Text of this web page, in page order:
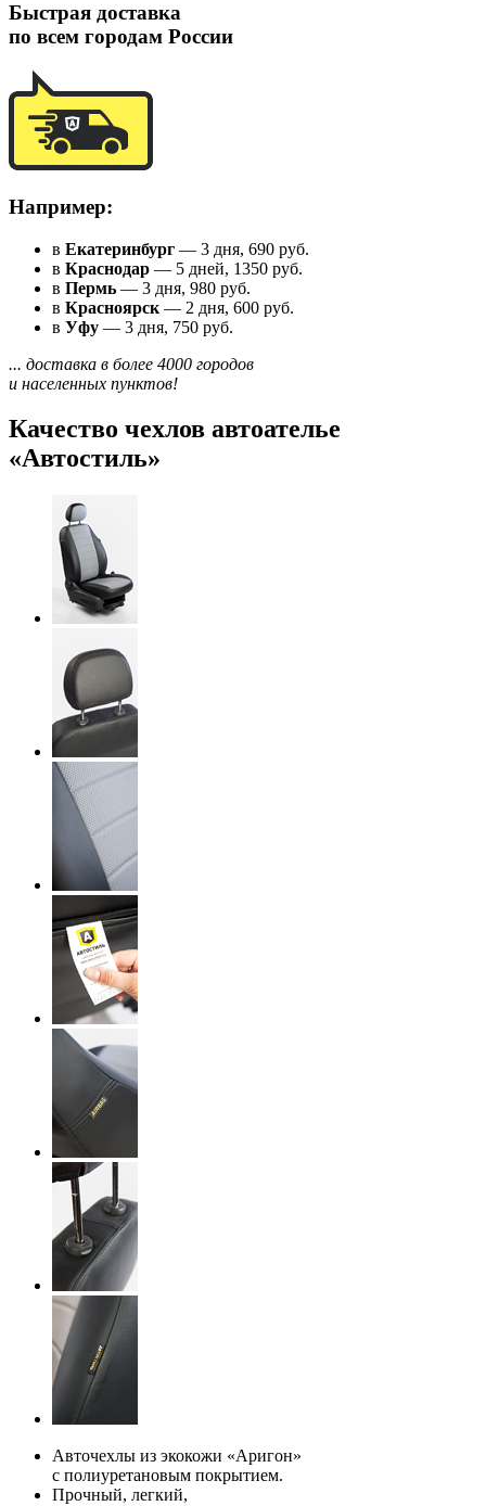
Быстрая доставка
по всем городам России
Например:
в Екатеринбург — 3 дня, 690 руб.
в Краснодар — 5 дней, 1350 руб.
в Пермь — 3 дня, 980 руб.
в Красноярск — 2 дня, 600 руб.
в Уфу — 3 дня, 750 руб.
... доставка в более 4000 городов
и населенных пунктов!
Качество чехлов автоателье
«Автостиль»
Авточехлы из экокожи «Аригон»
с полиуретановым покрытием.
Прочный, легкий,